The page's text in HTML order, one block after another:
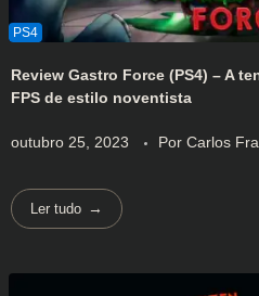
Review Gastro Force (PS4) – A
FPS de estilo noventista
outubro 25, 2023 Por Carlos
Ler tudo